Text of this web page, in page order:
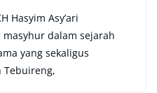
Hasyim Asy’ari
dalam sejarah
yang sekaligus
Tebuireng,